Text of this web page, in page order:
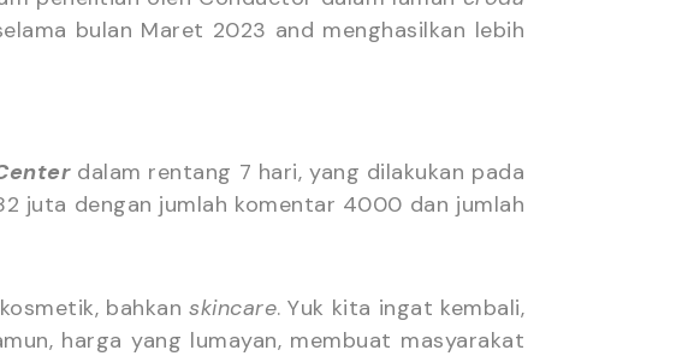
bulan Maret 2023 and menghasilkan lebih
dalam rentang 7 hari, yang dilakukan pada
juta dengan jumlah komentar 4000 dan jumlah
bahkanskincare. Yuk kita ingat kembali,
harga yang lumayan, membuat masyarakat